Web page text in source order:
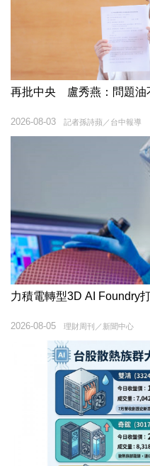
再批中央 盧秀燕：問題油
記者孫詩蘋／台中報導
2026-08-03
力積電轉型3D AI Foundry
理財周刊／新聞中心
2026-08-05